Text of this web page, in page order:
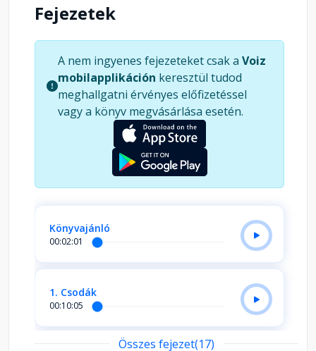
birtokát felvirágoztatni, folyton egy gyönyörű
szeretett. Az emlékeinek él, egészen addig, amíg a
lány meg nem érkezik a városba. Mi történt velük
az elmúlt években, és hogyan alakul további
életük? Mindezt megtudhatjuk e páratlanul szép,
mesterien szőtt, megrendítő és igaz
szerelmesregény lapjairól.
Fejezetek
A nem ingyenes fejezeteket csak a Voiz
mobilapplikáción keresztül tudod
meghallgatni érvényes előfizetéssel
vagy a könyv megvásárlása esetén.
Könyvajánló
00:02:01
1. Csodák
00:10:05
Összes fejezet(17)